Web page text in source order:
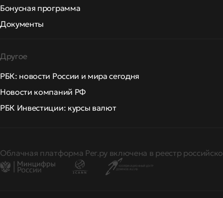
Бонусная программа
Документы
Другое
РБК: новости России и мира сегодня
Новости компаний РФ
РБК Инвестиции: курсы валют
Облачная платформа Рег.ру включена в реестр